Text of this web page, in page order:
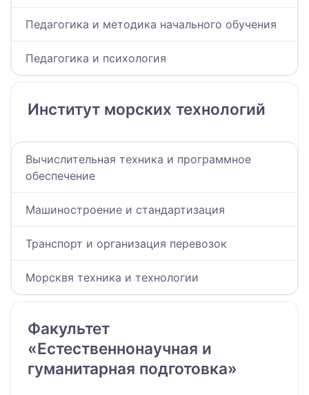
Педагогика и методика начального обучения
Педагогика и психология
Институт морских технологий
Вычислительная техника и программное
обеспечение
Машиностроение и стандартизация
Транспорт и организация перевозок
Морсквя техника и технологии
Факультет
«Естественнонаучная и
гуманитарная подготовка»